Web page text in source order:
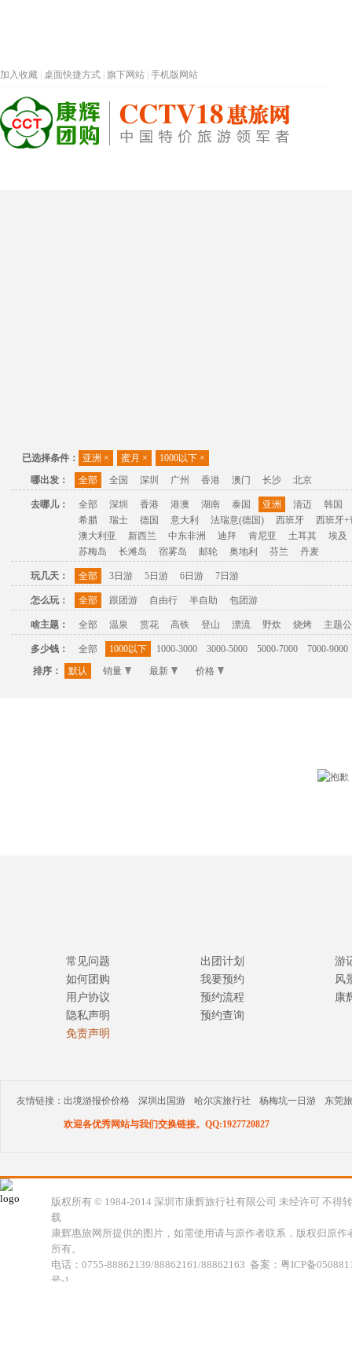
加入收藏 桌面快捷方式 旗下网站 手机版网站
已选择条件： 亚洲 × 蜜月 × 1000以下 ×
哪出发：
全部 全国 深圳 广州 香港 澳门 长沙 北京
去哪儿： 全部 深圳 香港 港澳 湖南 泰国 亚洲 清迈
韩国
希腊
瑞士 德国 意大利 法瑞意(德国) 西班牙
西班牙+
澳大利亚
新西兰 中东非洲 迪拜 肯尼亚 土耳其
埃及
苏梅岛
长滩岛 宿雾岛 邮轮 奥地利 芬兰 丹麦
玩几天： 全部 3日游 5日游 6日游 7日游
怎么玩： 全部 跟团游 自由行 半自助 包团游
啥主题： 全部 温泉 赏花 高铁 登山 漂流 野炊 烧烤 主题
多少钱： 全部 1000以下 1000-3000 3000-5000 5000-7000
7000-9000
排序：
默认 销量 最新 价格
常见问题
如何团购
用户协议
隐私声明
免责声明
出团计划
我要预约
预约流程
预约查询
游
风
康
友情链接： 出境游报价价格 深圳出国游 哈尔滨旅行社 杨梅坑一日游 东莞
欢迎各优秀网站与我们交换链接。QQ:1927720827
版权所有 © 1984-2014 深圳市康辉旅行社有限公司 未经许可 不得转
载
康辉惠旅网所提供的图片，如需使用请与原作者联系，版权归原作
所有。
电话：0755-88862139/88862161/88862163 备案：粤ICP备
号-1